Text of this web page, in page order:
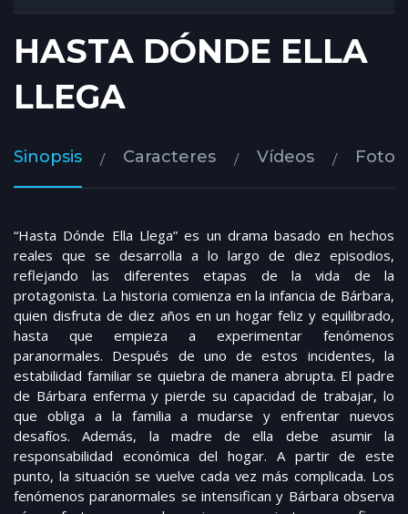
HASTA DÓNDE ELLA
LLEGA
Sinopsis Caracteres Vídeos Fotos
“Hasta Dónde Ella Llega” es un drama basado en hechos
reales que se desarrolla a lo largo de diez episodios,
reflejando las diferentes etapas de la vida de la
protagonista. La historia comienza en la infancia de Bárbara,
quien disfruta de diez años en un hogar feliz y equilibrado,
hasta que empieza a experimentar fenómenos
paranormales. Después de uno de estos incidentes, la
estabilidad familiar se quiebra de manera abrupta. El padre
de Bárbara enferma y pierde su capacidad de trabajar, lo
que obliga a la familia a mudarse y enfrentar nuevos
desafíos. Además, la madre de ella debe asumir la
responsabilidad económica del hogar. A partir de este
punto, la situación se vuelve cada vez más complicada. Los
fenómenos paranormales se intensifican y Bárbara observa